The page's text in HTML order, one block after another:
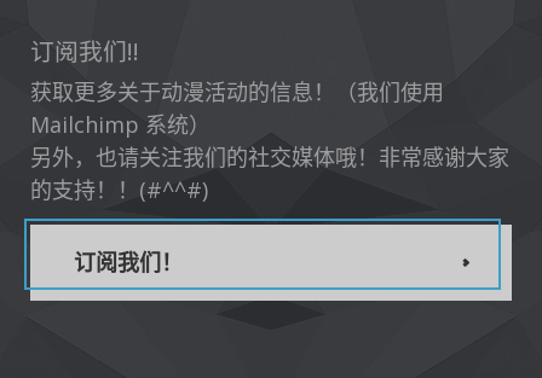
订阅我们!!
获取更多关于动漫活动的信息！（我们使用
Mailchimp 系统）
另外，也请关注我们的社交媒体哦！非常感谢大家
的支持！！(#^^#)
订阅我们！